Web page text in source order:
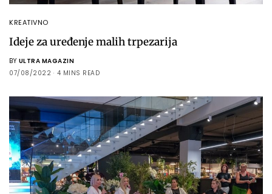
KREATIVNO
Ideje za uređenje malih trpezarija
BY ULTRA MAGAZIN
07/08/2022
4 MINS READ